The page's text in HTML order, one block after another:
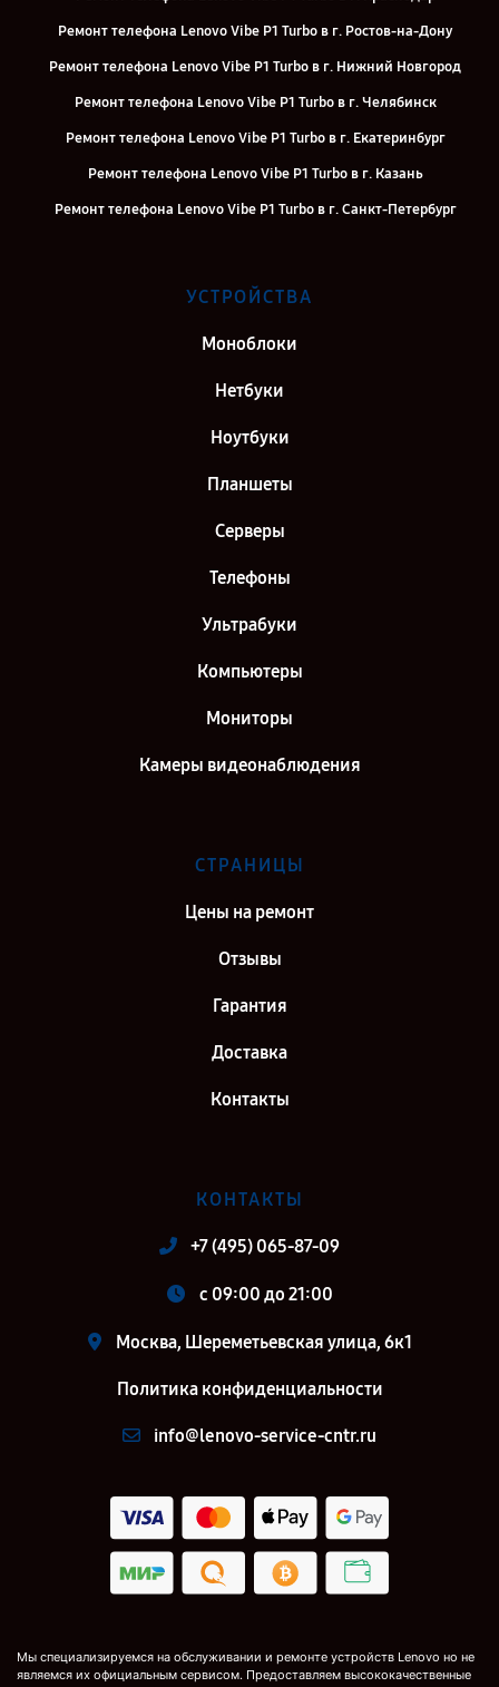
Ремонт телефона Lenovo Vibe P1 Turbo в г. Ростов-на-Дону
Ремонт телефона Lenovo Vibe P1 Turbo в г. Нижний Новгород
Ремонт телефона Lenovo Vibe P1 Turbo в г. Челябинск
Ремонт телефона Lenovo Vibe P1 Turbo в г. Екатеринбург
Ремонт телефона Lenovo Vibe P1 Turbo в г. Казань
Ремонт телефона Lenovo Vibe P1 Turbo в г. Санкт-Петербург
УСТРОЙСТВА
Моноблоки
Нетбуки
Ноутбуки
Планшеты
Серверы
Телефоны
Ультрабуки
Компьютеры
Мониторы
Камеры видеонаблюдения
СТРАНИЦЫ
Цены на ремонт
Отзывы
Гарантия
Доставка
Контакты
КОНТАКТЫ
+7 (495) 065-87-09
c 09:00 до 21:00
Москва, Шереметьевская улица, 6к1
Политика конфиденциальности
info@lenovo-service-cntr.ru
Мы специализируемся на обслуживании и ремонте устройств Lenovo но не
являемся их официальным сервисом. Предоставляем высококачественные